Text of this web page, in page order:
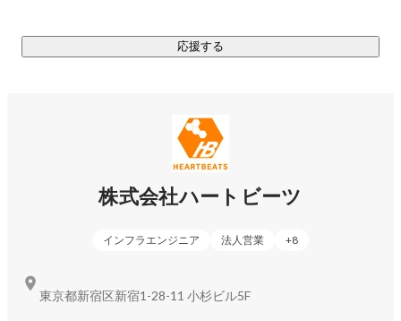
応援する
株式会社ハートビーツ
インフラエンジニア 法人営業 +8
東京都新宿区新宿1-28-11 小杉ビル5F